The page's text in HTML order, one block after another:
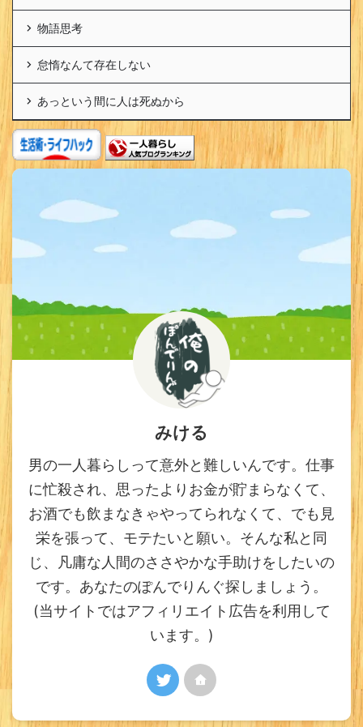
物語思考
怠惰なんて存在しない
あっという間に人は死ぬから
みける
男の一人暮らしって意外と難しいんです。仕事
に忙殺され、思ったよりお金が貯まらなくて、
お酒でも飲まなきゃやってられなくて、でも見
栄を張って、モテたいと願い。そんな私と同
じ、凡庸な人間のささやかな手助けをしたいの
です。あなたのぽんでりんぐ探しましょう。
(当サイトではアフィリエイト広告を利用して
います。)